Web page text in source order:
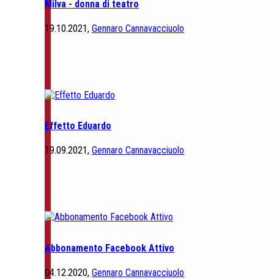
Milva - donna di teatro
19.10.2021, Gennaro Cannavacciuolo
Effetto Eduardo
19.09.2021, Gennaro Cannavacciuolo
Abbonamento Facebook Attivo
04.12.2020, Gennaro Cannavacciuolo